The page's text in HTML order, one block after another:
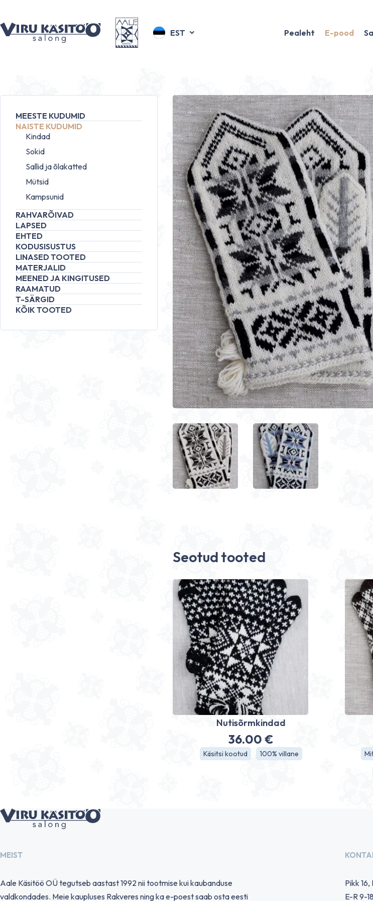
EST Pealeht E-pood
MEESTE KUDUMID
NAISTE KUDUMID
Kindad
Sokid
Sallid ja õlakatted
Mütsid
Kampsunid
RAHVARÕIVAD
LAPSED
EHTED
KODUSISUSTUS
LINASED TOOTED
MATERJALID
MEENED JA KINGITUSED
RAAMATUD
T-SÄRGID
KÕIK TOOTED
Seotud tooted
Nutisõrmkindad
36.00€
Käsitsi kootud 100% villane
MEIST
Aale Käsitöö OÜ tegutseb aastast 1992 nii tootmise kui kaubanduse
valdkondades. Meie kaupluses Rakveres ning ka e-poest saab osta eesti
Pikk
E-R 9-